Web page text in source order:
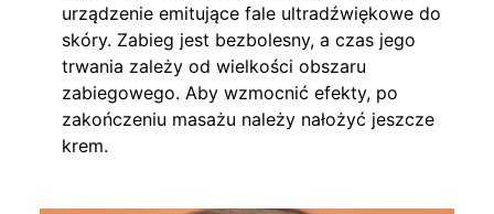
urządzenie emitujące fale ultradźwiękowe do
skóry. Zabieg jest bezbolesny, a czas jego
trwania zależy od wielkości obszaru
zabiegowego. Aby wzmocnić efekty, po
zakończeniu masażu należy nałożyć jeszcze
krem.